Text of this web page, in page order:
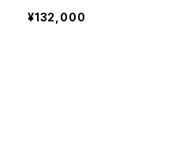
DER WOMAN』版画
¥132,000